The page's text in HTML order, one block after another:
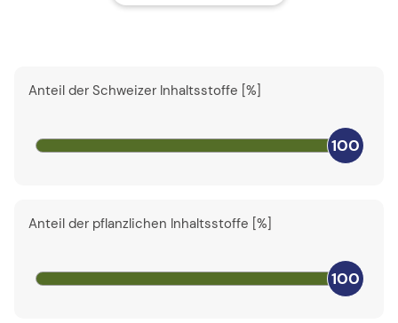
Anteil der Schweizer Inhaltsstoffe [%]
100
Anteil der pflanzlichen Inhaltsstoffe [%]
100